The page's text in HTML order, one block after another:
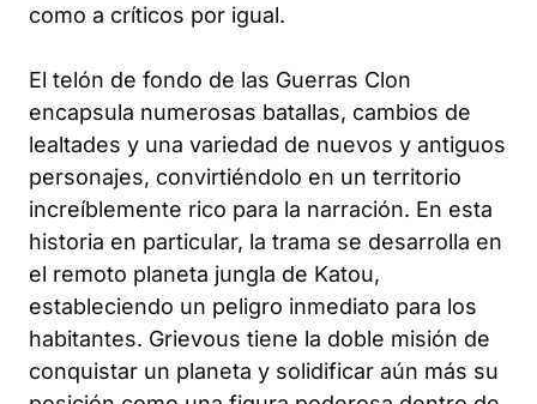
como a críticos por igual.
El telón de fondo de las Guerras Clon
encapsula numerosas batallas, cambios de
lealtades y una variedad de nuevos y antiguos
personajes, convirtiéndolo en un territorio
increíblemente rico para la narración. En esta
historia en particular, la trama se desarrolla en
el remoto planeta jungla de Katou,
estableciendo un peligro inmediato para los
habitantes. Grievous tiene la doble misión de
conquistar un planeta y solidificar aún más su